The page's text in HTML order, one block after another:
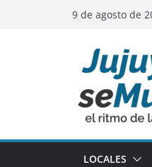
9 de agosto de
LOCALES